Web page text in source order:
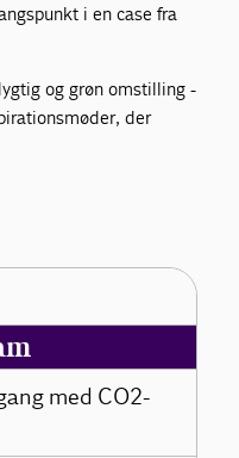
i en case fra
og grøn omstilling -
der
med CO2-